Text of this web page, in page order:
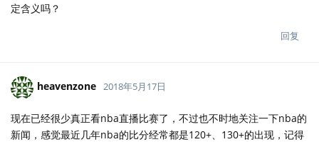
定含义吗？
回复
heavenzone 2018年5月17日
现在已经很少真正看nba直播比赛了，不过也不时地关注一下nba的
新闻，感觉最近几年nba的比分经常都是120+、130+的出现，记得